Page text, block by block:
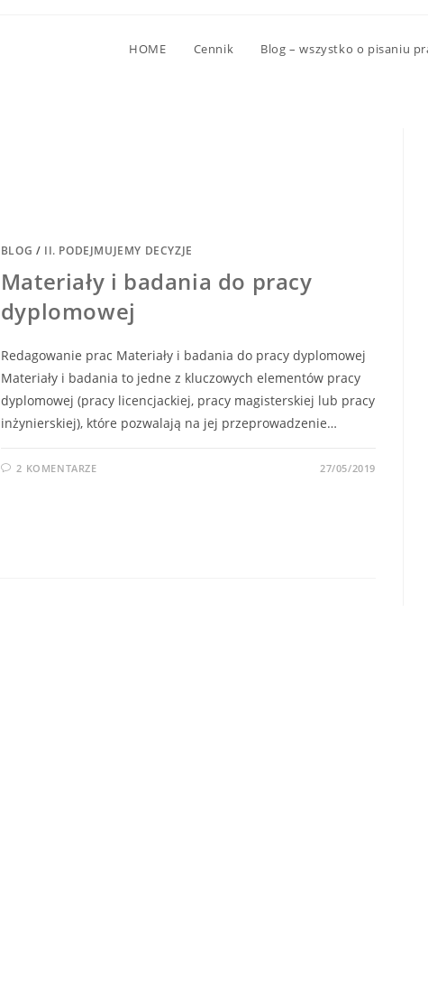
HOME Cennik Blog – wszystko o pisaniu
BLOG / II. PODEJMUJEMY DECYZJE
Materiały i badania do pracy
dyplomowej
Redagowanie prac Materiały i badania do pracy dyplomowej
Materiały i badania to jedne z kluczowych elementów pracy
dyplomowej (pracy licencjackiej, pracy magisterskiej lub pracy
inżynierskiej), które pozwalają na jej przeprowadzenie…
2 KOMENTARZE 27/05/2019